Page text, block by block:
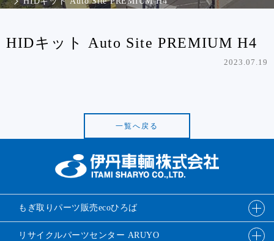
HIDキット Auto Site PREMIUM H4
2023.07.19
一覧へ戻る
もぎ取りパーツ販売ecoひろば
リサイクルパーツセンター ARUYO